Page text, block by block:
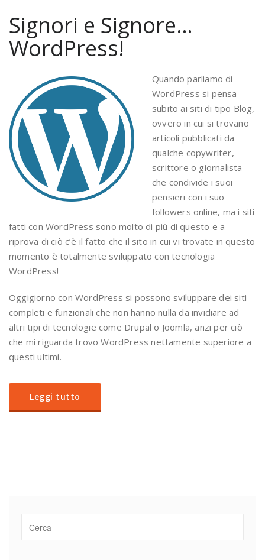
Signori e Signore…
WordPress!
Quando parliamo di
WordPress si pensa
subito ai siti di tipo Blog,
ovvero in cui si trovano
articoli pubblicati da
qualche copywriter,
scrittore o giornalista
che condivide i suoi
pensieri con i suo
followers online, ma i siti
fatti con WordPress sono molto di più di questo e a
riprova di ciò c’è il fatto che il sito in cui vi trovate in questo
momento è totalmente sviluppato con tecnologia
WordPress!
Oggigiorno con WordPress si possono sviluppare dei siti
completi e funzionali che non hanno nulla da invidiare ad
altri tipi di tecnologie come Drupal o Joomla, anzi per ciò
che mi riguarda trovo WordPress nettamente superiore a
questi ultimi.
Leggi tutto